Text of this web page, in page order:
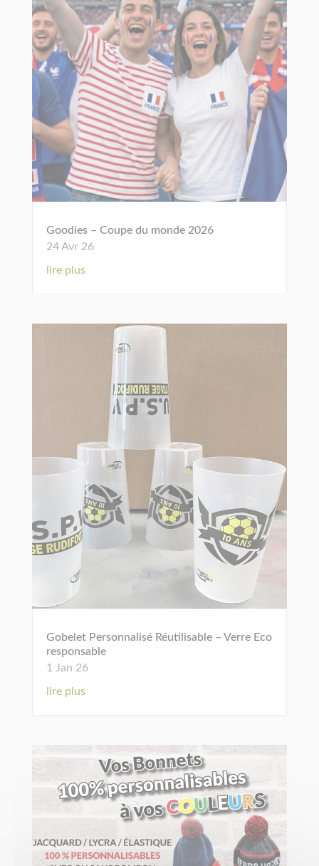
Goodies – Coupe du monde 2026
24 Avr 26
lire plus
Gobelet Personnalisé Réutilisable – Verre Eco
responsable
1 Jan 26
lire plus